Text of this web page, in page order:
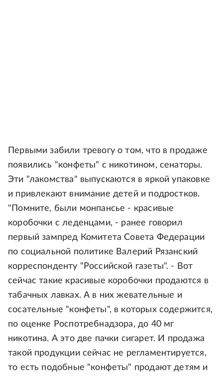
Первыми забили тревогу о том, что в продаже
появились "конфеты" с никотином, сенаторы.
Эти "лакомства" выпускаются в яркой упаковке
и привлекают внимание детей и подростков.
"Помните, были монпансье - красивые
коробочки с леденцами, - ранее говорил
первый зампред Комитета Совета Федерации
по социальной политике Валерий Рязанский
корреспонденту "Российской газеты". - Вот
сейчас такие красивые коробочки продаются в
табачных лавках. А в них жевательные и
сосательные "конфеты", в которых содержится,
по оценке Роспотребнадзора, до 40 мг
никотина. А это две пачки сигарет. И продажа
такой продукции сейчас не регламентируется,
то есть подобные "конфеты" продают детям и